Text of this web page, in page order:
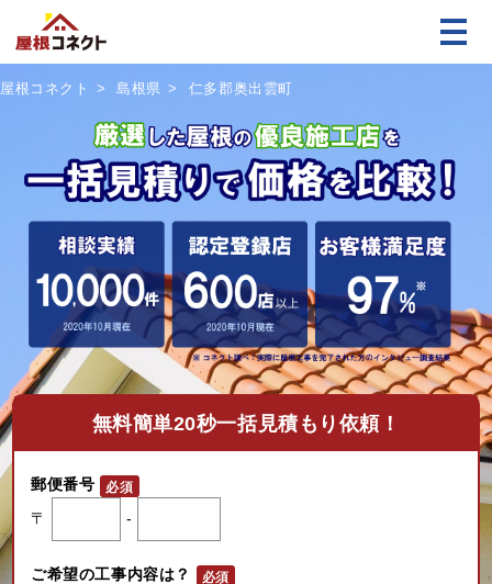
屋根コネクト 島根県 仁多郡奥出雲町
無料簡単20秒一括見積もり依頼！
郵便番号
〒
-
ご希望の工事内容は？